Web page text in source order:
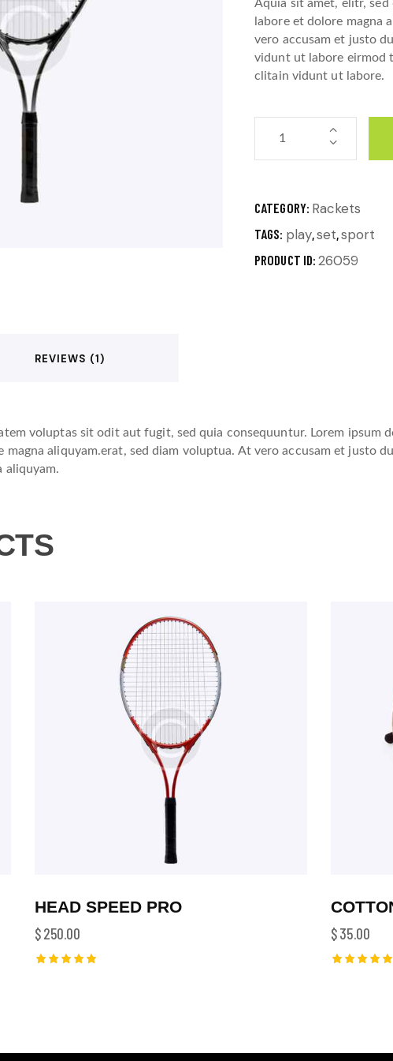
Aquia sit amet, elitr,
labore et dolore magna
vero accusam et justo
vidunt ut labore eirmod
clitain vidunt ut labore.
CATEGORY: Rackets
TAGS: play, set ,sport
PRODUCT ID:26059
REVIEWS (1)
voluptas sit odit aut fugit, sed quia consequuntur. Lorem ipsum
aliquyam.erat, sed diam voluptua. At vero accusam et justo
aliquyam.
HEAD SPEED PRO
$250.00
$35.00